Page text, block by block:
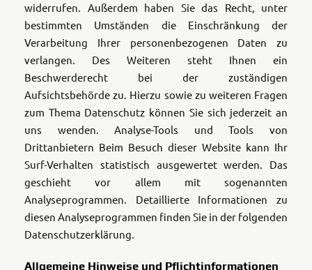
widerrufen. Außerdem haben Sie das Recht, unter
bestimmten Umständen die Einschränkung der
Verarbeitung Ihrer personenbezogenen Daten zu
verlangen. Des Weiteren steht Ihnen ein
Beschwerderecht bei der zuständigen
Aufsichtsbehörde zu. Hierzu sowie zu weiteren Fragen
zum Thema Datenschutz können Sie sich jederzeit an
uns wenden. Analyse-Tools und Tools von
Drittanbietern Beim Besuch dieser Website kann Ihr
Surf-Verhalten statistisch ausgewertet werden. Das
geschieht vor allem mit sogenannten
Analyseprogrammen. Detaillierte Informationen zu
diesen Analyseprogrammen finden Sie in der folgenden
Datenschutzerklärung.
Allgemeine Hinweise und Pflichtinformationen